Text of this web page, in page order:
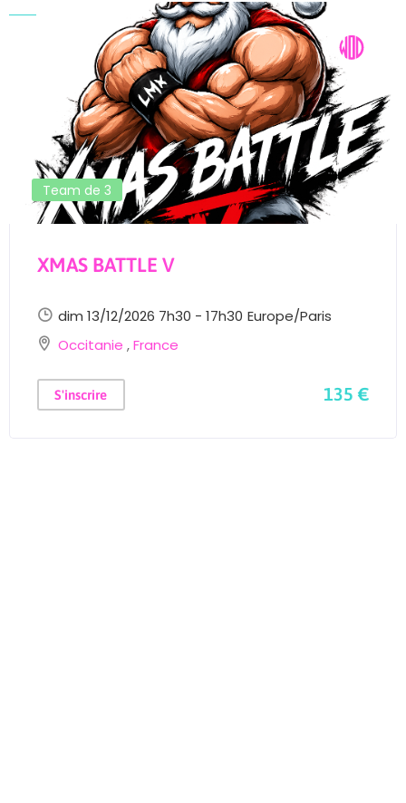
Team de 3
XMAS BATTLE V
dim 13/12/2026 7h30 - 17h30 Europe/Paris
Occitanie ,France
S'inscrire 135 €